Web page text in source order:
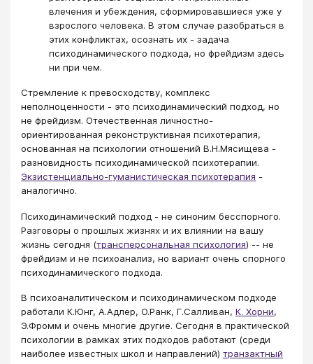
влечения и убеждения, сформировавшиеся уже у
взрослого человека. В этом случае разобраться в
этих конфликтах, осознать их - задача
психодинамического подхода, но фрейдизм здесь
ни при чем.
Стремление к превосходству, комплекс
неполноценности - это психодинамический подход, но
не фрейдизм. Отечественная личностно-
ориентированная реконструктивная психотерапия,
основанная на психологии отношений В.Н.Мясищева -
разновидность психодинамической психотерапии.
Экзистенциально-гуманистическая психотерапия -
аналогично.
Психодинамический подход - не синоним бесспорного.
Разговоры о прошлых жизнях и их влиянии на вашу
жизнь сегодня (трансперсональная психология) -- не
фрейдизм и не психоанализ, но вариант очень спорного
психодинамического подхода.
В психоаналитическом и психодинамическом подходе
работали К.Юнг, А.Адлер, О.Ранк, Г.Салливан, К. Хорни,
Э.Фромм и очень многие другие. Сегодня в практической
психологии в рамках этих подходов работают (среди
наиболее известных школ и направлений) транзактный